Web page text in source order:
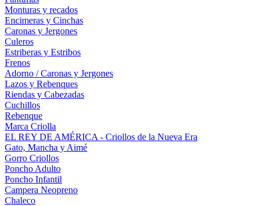
Monturas y recados
Encimeras y Cinchas
Caronas y Jergones
Culeros
Estriberas y Estribos
Frenos
Adorno / Caronas y Jergones
Lazos y Rebenques
Riendas y Cabezadas
Cuchillos
Rebenque
Marca Criolla
EL REY DE AMÉRICA - Criollos de la Nueva Era
Gato, Mancha y Aimé
Gorro Criollos
Poncho Adulto
Poncho Infantil
Campera Neopreno
Chaleco